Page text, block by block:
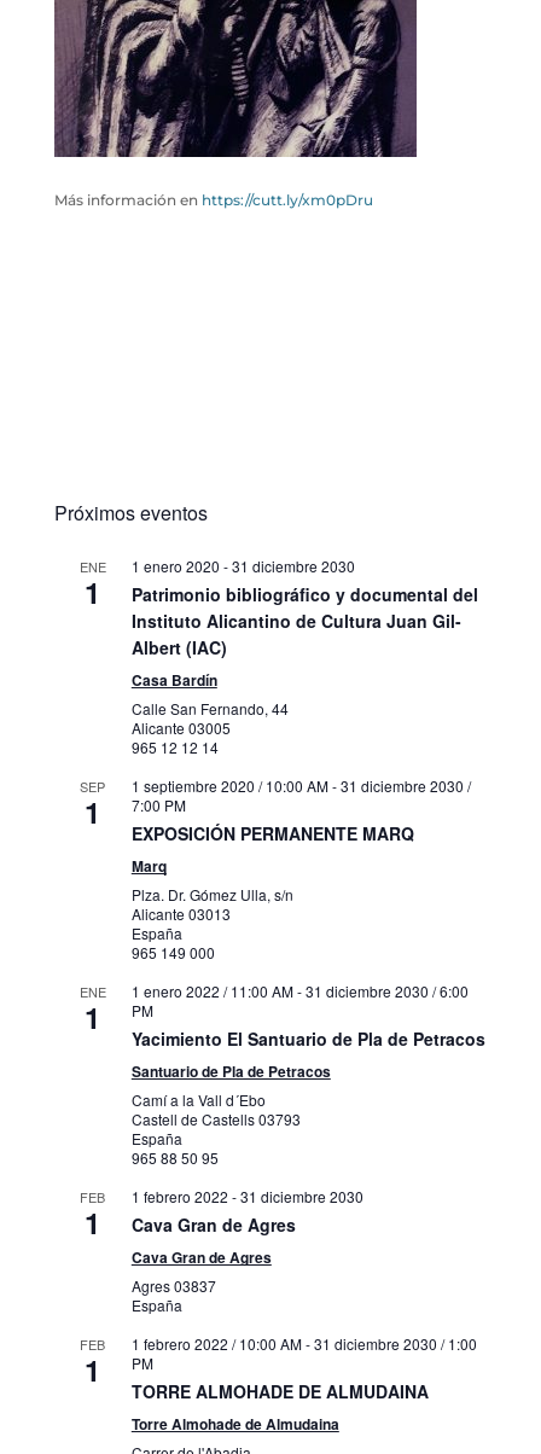
Más información en https://cutt.ly/xm0pDru
Próximos eventos
ENE
1
1 enero 2020 -31 diciembre 2030
Patrimonio bibliográfico y documental del
Instituto Alicantino de Cultura Juan Gil-
Albert (IAC)
Casa Bardín
Calle San Fernando, 44
Alicante 03005
965 12 12 14
SEP
1
1 septiembre 2020 / 10:00 AM-31 diciembre 2030 /
7:00 PM
EXPOSICIÓN PERMANENTE MARQ
Marq
Plza. Dr. Gómez Ulla, s/n
Alicante 03013
España
965 149 000
ENE
1
1 enero 2022 / 11:00 AM-31 diciembre 2030 / 6:00
PM
Yacimiento El Santuario de Pla de Petracos
Santuario de Pla de Petracos
Camí a la Vall d´Ebo
Castell de Castells03793
España
965 88 50 95
FEB
1
1 febrero 2022 -31 diciembre 2030
Cava Gran de Agres
Cava Gran de Agres
Agres03837
España
FEB
1
1 febrero 2022 / 10:00 AM-31 diciembre 2030 / 1:00
PM
TORRE ALMOHADE DE ALMUDAINA
Torre Almohade de Almudaina